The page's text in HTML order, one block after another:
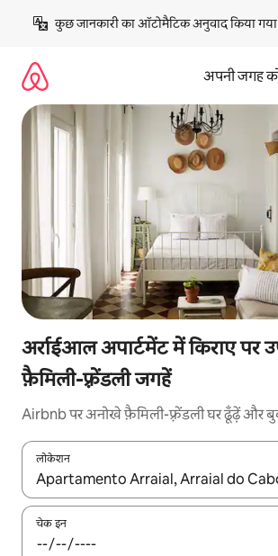
छोड़कर
कॉन्टेंट
कुछ जानकारी का ऑटोमैटिक अनुवाद किया
अपनी जगह
अर्राईआल अपार्टमेंट में किराए पर
फ़ैमिली-फ़्रेंडली जगहें
Airbnb पर अनोखे फ़ैमिली-फ़्रेंडली घर ढूँढ़ें और
लोकेशन
नतीजों के उपलब्ध होने पर, अप और डाउन 'ऐरो की'
चेक इन